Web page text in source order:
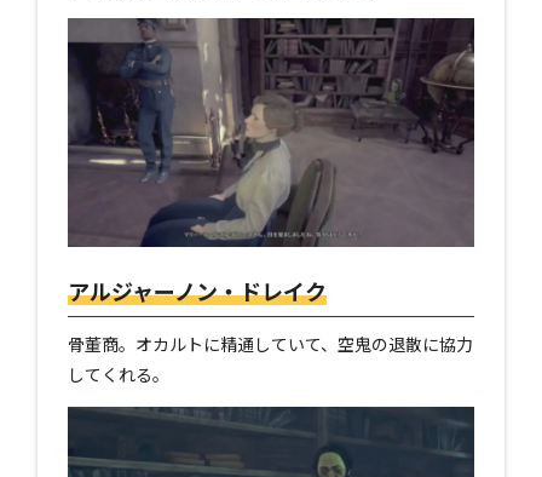
アルジャーノン・ドレイク
骨董商。オカルトに精通していて、空鬼の退散に協力
してくれる。